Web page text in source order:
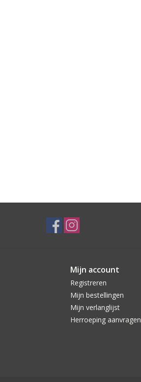
Mijn account
Registreren
Mijn bestellingen
Mijn verlanglijst
Herroeping aanvragen